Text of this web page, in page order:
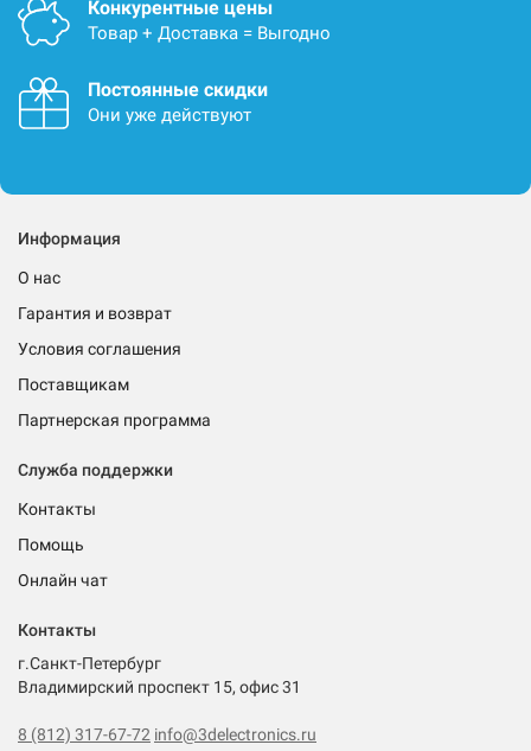
Конкурентные цены
Товар + Доставка = Выгодно
Постоянные скидки
Они уже действуют
Информация
О нас
Гарантия и возврат
Условия соглашения
Поставщикам
Партнерская программа
Служба поддержки
Контакты
Помощь
Онлайн чат
Контакты
г.Санкт-Петербург
Владимирский проспект 15, офис 31
8 (812) 317-67-72 info@3delectronics.ru